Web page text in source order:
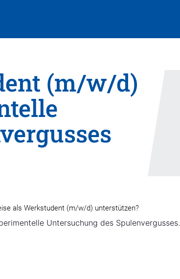
(m/w/d)
als Werkstudent (m/w/d) unterstützen?
Untersuchung des Spulenvergusses.